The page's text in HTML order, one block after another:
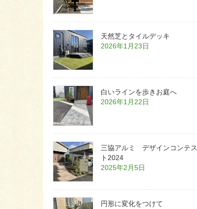
天然芝とタイルデッキ
2026年1月23日
白いラインを歩きお庭へ
2026年1月22日
三協アルミ デザインコンテス
ト2024
2025年2月5日
円形に変化をつけて